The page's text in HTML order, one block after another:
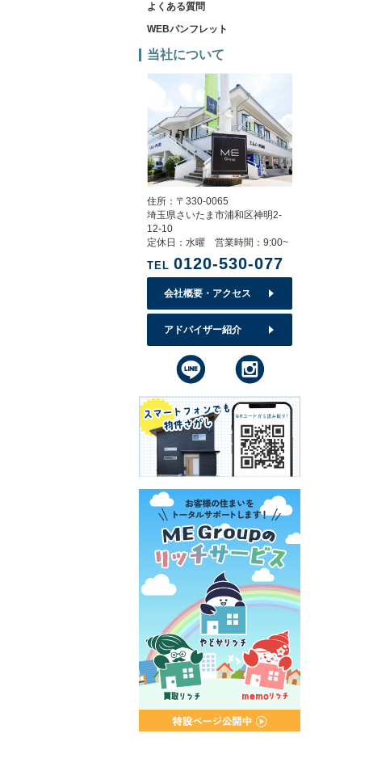
よくある質問
WEBパンフレット
当社について
住所：〒330-0065
埼玉県さいたま市浦和区神明2-
12-10
定休日：水曜 営業時間：9:00~
TEL 0120-530-077
会社概要・アクセス
アドバイザー紹介